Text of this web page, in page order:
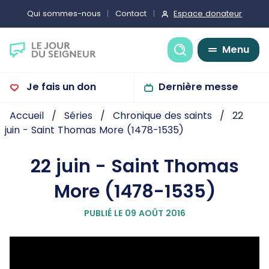
Qui sommes-nous Contact Espace donateur
Recherche
Menu
Je fais un don Dernière messe
Accueil Séries Chronique des saints
22
juin - Saint Thomas More (1478-1535)
22 juin - Saint Thomas
More (1478-1535)
PUBLIÉ LE 09 AOÛT 2016